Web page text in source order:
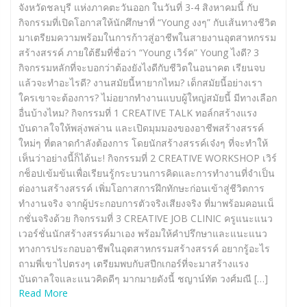
จังหวัดชลบุรี แห่งภาคตะวันออก ในวันที่ 3-4 สิงหาคมนี้ กับ
กิจกรรมที่เปิดโอกาสให้นักศึกษาที่ “Young งงๆ” กับเส้นทางชีวิต
มาเตรียมความพร้อมในการก้าวสู่อาชีพในสายงานอุตสาหกรรม
สร้างสรรค์ ภายใต้ธีมที่ชื่อว่า “Young เวิร์ค” Young ไงดี? 3
กิจกรรมหลักที่จะบอกว่าต้องยังไงดีกับชีวิตในอนาคต เรียนจบ
แล้วจะทำอะไรดี? งานสมัยนี้หายากไหม? เด็กสมัยนี้อย่างเรา
ใครเขาจะต้องการ? ไม่อยากทำงานแบบผู้ใหญ่สมัยนี้ มีทางเลือก
อื่นบ้างไหม? กิจกรรมที่ 1 CREATIVE TALK ทอล์กสร้างแรง
บันดาลใจให้พลุ่งพล่าน และเปิดมุมมองของอาชีพสร้างสรรค์
ใหม่ๆ ที่ตลาดกำลังต้องการ โดยนักสร้างสรรค์เจ๋งๆ ที่จะทำให้
เห็นว่าอย่างนี้ก็ได้นะ! กิจกรรมที่ 2 CREATIVE WORKSHOP เวิร์
กช็อปเข้มข้นเพื่อเรียนรู้กระบวนการคิดและการทำงานที่จำเป็น
ต่องานสร้างสรรค์ เพิ่มโอกาสการฝึกทักษะก่อนเข้าสู่ชีวิตการ
ทำงานจริง จากผู้ประกอบการตัวจริงเสียงจริง ที่มาพร้อมคอนเน็
กชั่นจริงด้วย กิจกรรมที่ 3 CREATIVE JOB CLINIC ครูแนะแนว
เวอร์ชั่นนักสร้างสรรค์มาเอง พร้อมให้คำปรึกษาและแนะแนว
ทางการประกอบอาชีพในอุตสาหกรรมสร้างสรรค์ อยากรู้อะไร
ถามพี่เขาไปตรงๆ เตรียมพบกับสปีกเกอร์ที่จะมาสร้างแรง
บันดาลใจและแนวคิดดีๆ มากมายดังนี้ ชญาน์ทัต วงศ์มณี […]
Read More